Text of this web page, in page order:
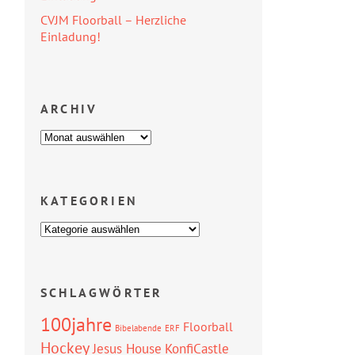
CVJM Floorball – Herzliche
Einladung!
ARCHIV
KATEGORIEN
SCHLAGWÖRTER
100jahre Bibelabende ERF Floorball
HockeyJesus House KonfiCastle